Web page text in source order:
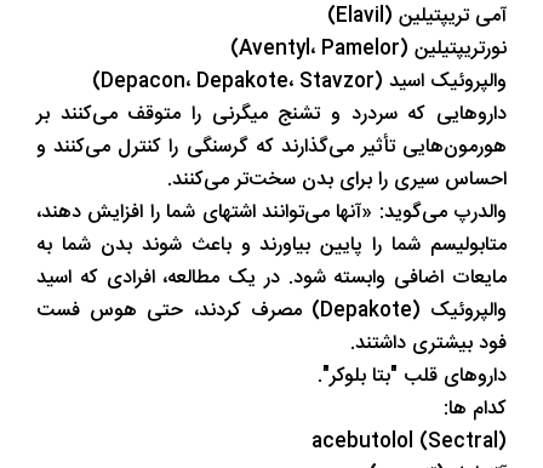
آمی تریپتیلین (Elavil)
نورتریپتیلین (Aventyl، Pamelor)
والپروئیک اسید (Depacon، Depakote، Stavzor)
داروهایی که سردرد و تشنج میگرنی را متوقف می‌کنند بر
هورمون‌هایی تأثیر می‌گذارند که گرسنگی را کنترل می‌کنند و
احساس سیری را برای بدن سخت‌تر می‌کنند.
والدرپ می‌گوید: «آنها می‌توانند اشتهای شما را افزایش دهند،
متابولیسم شما را پایین بیاورند و باعث شوند بدن شما به
مایعات اضافی وابسته شود. در یک مطالعه، افرادی که اسید
والپروئیک (Depakote) مصرف کردند، حتی هوس فست
فود بیشتری داشتند.
داروهای قلب "بتا بلوکر".
کدام ها:
acebutolol (Sectral)